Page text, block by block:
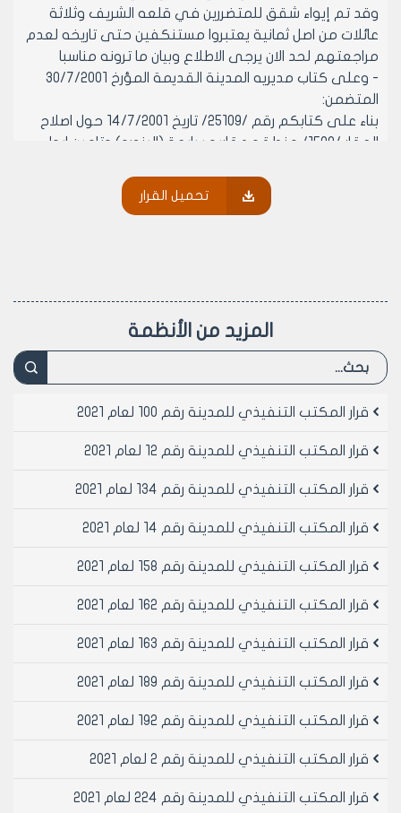
وقد تم إيواء شقق للمتضررين في قلعه الشريف وثلاثة
عائلات من اصل ثمانية يعتبروا مستنكفين حتى تاريخه لعدم
مراجعتهم لحد الان يرجى الاطلاع وبيان ما ترونه مناسبا
- وعلى كتاب مديريه المدينة القديمة المؤرخ 30/7/2001
المتضمن:
بناء على كتابكم رقم /25109/ تاريخ 14/7/2001 حول اصلاح
العقار /1590/ منطقه عقاريه سابعة (البندره) وتامين ايواء
لدى الكشف على العقار المذكور تبين ان معظم الاسقف
العقار باشرافنا او التقدم بطلب للحصول على رخصه ترميم
يعود اليكم
بتاريخ 22/8/2001م.
- يقرر ما يلي –
سكنيه في مشروع الحي التجاري في مدينه هنانو البلوك
لهذا المسكن ايهما أقرب
ويبلغ من يلزم لتنفيذه بعد استكمال إجراءات تصديقه اصولا
حلب
المهندس بسام بيروتي
تحميل القرار
المزيد من الأنظمة
قرار المكتب التنفيذي للمدينة رقم 100 لعام 2021
قرار المكتب التنفيذي للمدينة رقم 12 لعام 2021
قرار المكتب التنفيذي للمدينة رقم 134 لعام 2021
قرار المكتب التنفيذي للمدينة رقم 14 لعام 2021
قرار المكتب التنفيذي للمدينة رقم 158 لعام 2021
قرار المكتب التنفيذي للمدينة رقم 162 لعام 2021
قرار المكتب التنفيذي للمدينة رقم 163 لعام 2021
قرار المكتب التنفيذي للمدينة رقم 189 لعام 2021
قرار المكتب التنفيذي للمدينة رقم 192 لعام 2021
قرار المكتب التنفيذي للمدينة رقم 2 لعام 2021
قرار المكتب التنفيذي للمدينة رقم 224 لعام 2021